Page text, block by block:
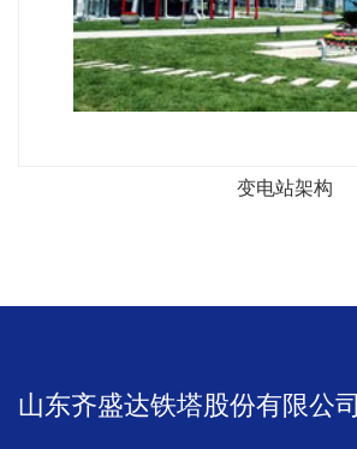
变电站架构
山东齐盛达铁塔股份有限公司